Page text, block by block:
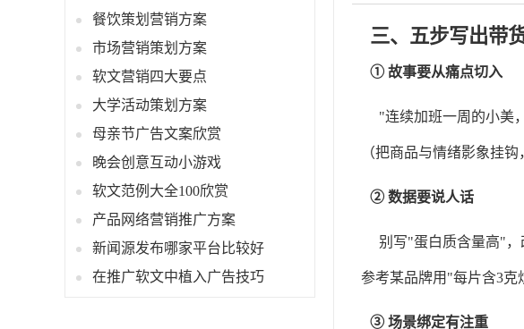
餐饮策划营销方案
市场营销策划方案
软文营销四大要点
大学活动策划方案
母亲节广告文案欣赏
晚会创意互动小游戏
软文范例大全100欣赏
产品网络营销推广方案
新闻源发布哪家平台比较好
在推广软文中植入广告技巧
三、五步写出带
① 故事要从痛点切入
"连续加班一周的小美
（把商品与情绪影象挂钩
② 数据要说人话
别写"蛋白质含量高"
参考某品牌用"每片含3克
③ 场景绑定有注重